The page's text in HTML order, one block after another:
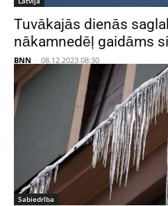
Tuvākajās dienās
nākamnedēļ gaidāms
BNN - 08.12.2023 08:30
Sabiedrība